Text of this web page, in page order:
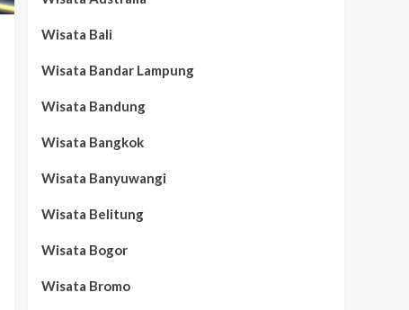
Wisata Bali
Wisata Bandar Lampung
Wisata Bandung
Wisata Bangkok
Wisata Banyuwangi
Wisata Belitung
Wisata Bogor
Wisata Bromo